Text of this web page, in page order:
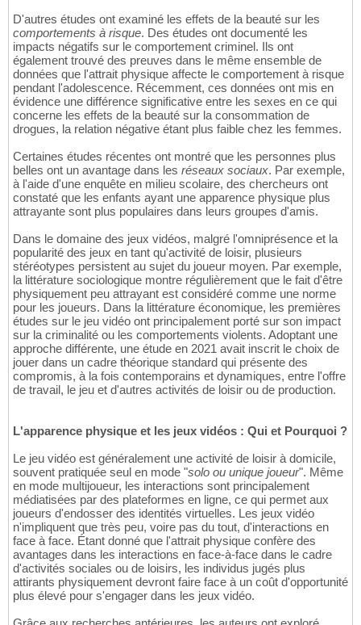
D'autres études ont examiné les effets de la beauté sur les
comportements à risque. Des études ont documenté les
impacts négatifs sur le comportement criminel. Ils ont
également trouvé des preuves dans le même ensemble de
données que l'attrait physique affecte le comportement à risque
pendant l'adolescence. Récemment, ces données ont mis en
évidence une différence significative entre les sexes en ce qui
concerne les effets de la beauté sur la consommation de
drogues, la relation négative étant plus faible chez les femmes.
Certaines études récentes ont montré que les personnes plus
belles ont un avantage dans les réseaux sociaux. Par exemple,
à l'aide d'une enquête en milieu scolaire, des chercheurs ont
constaté que les enfants ayant une apparence physique plus
attrayante sont plus populaires dans leurs groupes d'amis.
Dans le domaine des jeux vidéos, malgré l'omniprésence et la
popularité des jeux en tant qu'activité de loisir, plusieurs
stéréotypes persistent au sujet du joueur moyen. Par exemple,
la littérature sociologique montre régulièrement que le fait d'être
physiquement peu attrayant est considéré comme une norme
pour les joueurs. Dans la littérature économique, les premières
études sur le jeu vidéo ont principalement porté sur son impact
sur la criminalité ou les comportements violents. Adoptant une
approche différente, une étude en 2021 avait inscrit le choix de
jouer dans un cadre théorique standard qui présente des
compromis, à la fois contemporains et dynamiques, entre l'offre
de travail, le jeu et d'autres activités de loisir ou de production.
L'apparence physique et les jeux vidéos : Qui et Pourquoi ?
Le jeu vidéo est généralement une activité de loisir à domicile,
souvent pratiquée seul en mode "solo ou unique joueur". Même
en mode multijoueur, les interactions sont principalement
médiatisées par des plateformes en ligne, ce qui permet aux
joueurs d'endosser des identités virtuelles. Les jeux vidéo
n'impliquent que très peu, voire pas du tout, d'interactions en
face à face. Étant donné que l'attrait physique confère des
avantages dans les interactions en face-à-face dans le cadre
d'activités sociales ou de loisirs, les individus jugés plus
attirants physiquement devront faire face à un coût d'opportunité
plus élevé pour s'engager dans les jeux vidéo.